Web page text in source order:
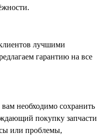
лучшими
гарантию на все
необходимо сохранить
покупку запчасти
или проблемы,